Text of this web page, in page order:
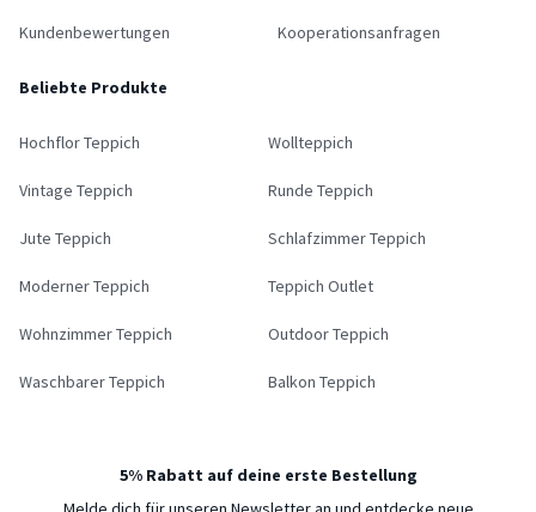
Kundenbewertungen Kooperationsanfragen
Beliebte Produkte
Hochflor Teppich Wollteppich
Vintage Teppich Runde Teppich
Jute Teppich Schlafzimmer Teppich
Moderner Teppich Teppich Outlet
Wohnzimmer Teppich Outdoor Teppich
Waschbarer Teppich Balkon Teppich
5% Rabatt auf deine erste Bestellung